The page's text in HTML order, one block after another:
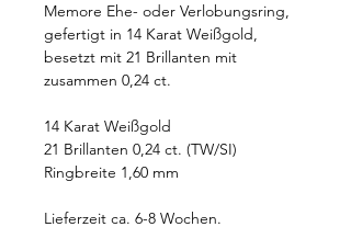
Memore Ehe- oder Verlobungsring,
gefertigt in 14 Karat Weißgold,
besetzt mit 21 Brillanten mit
zusammen 0,24 ct.
14 Karat Weißgold
21 Brillanten 0,24 ct. (TW/SI)
Ringbreite 1,60 mm
Lieferzeit ca. 6-8 Wochen.